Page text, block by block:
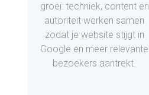
groei: techniek, content en
autoriteit werken samen
zodat je website stijgt in
Google en meer relevante
bezoekers aantrekt.